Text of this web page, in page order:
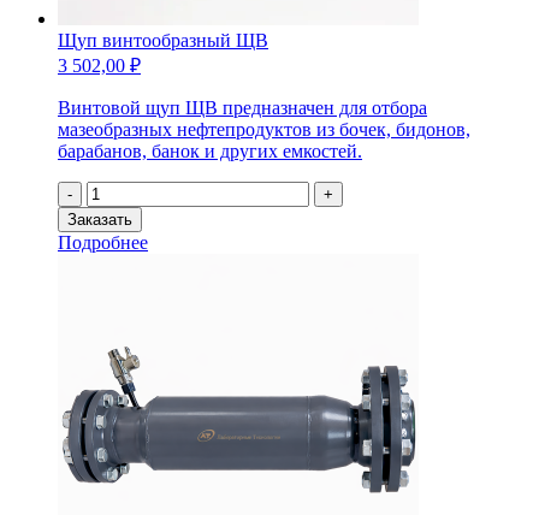
Щуп винтообразный ЩВ
3 502,00 ₽
Винтовой щуп ЩВ предназначен для отбора
мазеобразных нефтепродуктов из бочек, бидонов,
барабанов, банок и других емкостей.
-
Количество
товара
Щуп
винтообразный
+
Заказать
Подробнее